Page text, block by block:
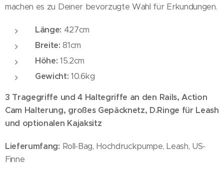
machen es zu Deiner bevorzugte Wahl für Erkundungen.
Länge: 427cm
Breite:81cm
Höhe: 15.2cm
Gewicht: 10.6kg
3 Tragegriffe und 4 Haltegriffe an den Rails, Action
Cam Halterung, großes Gepäcknetz, D.Ringe für Leash
und optionalen Kajaksitz
Lieferumfang: Roll-Bag, Hochdruckpumpe, Leash, US-
Finne